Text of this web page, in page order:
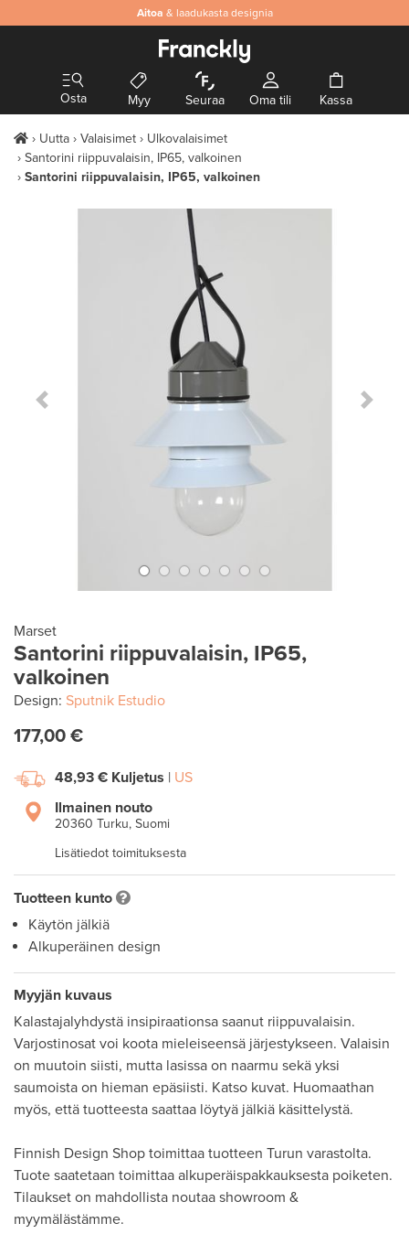
Aitoa & laadukasta designia
Osta Myy Seuraa Oma tili Kassa
Uutta Valaisimet
Ulkovalaisimet
Santorini riippuvalaisin, IP65, valkoinen
Santorini riippuvalaisin, IP65, valkoinen
Previous Slide Next
Marset
Santorini riippuvalaisin, IP65,
valkoinen
Design: Sputnik Estudio
177,00 €
48,93 € Kuljetus | US
Ilmainen nouto
20360 Turku, Suomi
Lisätiedot toimituksesta
Tuotteen kunto
Käytön jälkiä
Alkuperäinen design
Myyjän kuvaus
Kalastajalyhdystä insipiraationsa saanut riippuvalaisin.
Varjostinosat voi koota mieleiseensä järjestykseen. Valaisin
on muutoin siisti, mutta lasissa on naarmu sekä yksi
saumoista on hieman epäsiisti. Katso kuvat. Huomaathan
myös, että tuotteesta saattaa löytyä jälkiä käsittelystä.
Finnish Design Shop toimittaa tuotteen Turun varastolta.
Tuote saatetaan toimittaa alkuperäispakkauksesta poiketen.
Tilaukset on mahdollista noutaa showroom &
myymälästämme.